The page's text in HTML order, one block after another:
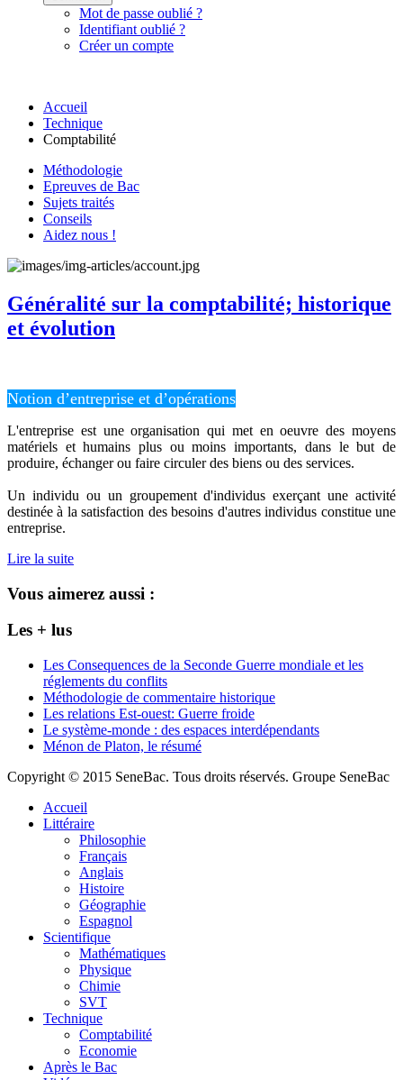
Mot de passe oublié ?
Identifiant oublié ?
Créer un compte
Accueil
Technique
Comptabilité
Méthodologie
Epreuves de Bac
Sujets traités
Conseils
Aidez nous !
Généralité sur la comptabilité; historique
et évolution
Notion d’entreprise et d’opérations
L'entreprise est une organisation qui met en oeuvre des moyens
matériels et humains plus ou moins importants, dans le but de
produire, échanger ou faire circuler des biens ou des services.
Un individu ou un groupement d'individus exerçant une activité
destinée à la satisfaction des besoins d'autres individus constitue une
entreprise.
Lire la suite
Vous aimerez aussi :
Les + lus
Les Consequences de la Seconde Guerre mondiale et les
réglements du conflits
Méthodologie de commentaire historique
Les relations Est-ouest: Guerre froide
Le système-monde : des espaces interdépendants
Ménon de Platon, le résumé
Copyright © 2015 SeneBac. Tous droits réservés. Groupe SeneBac
Accueil
Littéraire
Philosophie
Français
Anglais
Histoire
Géographie
Espagnol
Scientifique
Mathématiques
Physique
Chimie
SVT
Technique
Comptabilité
Economie
Après le Bac